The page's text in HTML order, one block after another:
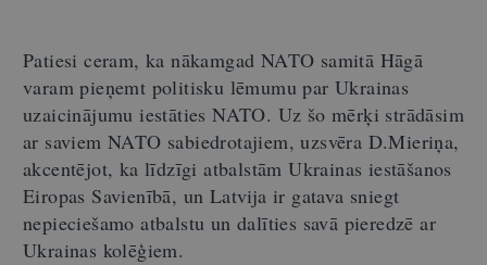
Patiesi ceram, ka nākamgad NATO samitā Hāgā
varam pieņemt politisku lēmumu par Ukrainas
uzaicinājumu iestāties NATO. Uz šo mērķi strādāsim
ar saviem NATO sabiedrotajiem, uzsvēra D.Mieriņa,
akcentējot, ka līdzīgi atbalstām Ukrainas iestāšanos
Eiropas Savienībā, un Latvija ir gatava sniegt
nepieciešamo atbalstu un dalīties savā pieredzē ar
Ukrainas kolēģiem.